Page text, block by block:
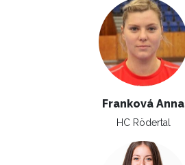
Franková Anna
HC Rödertal